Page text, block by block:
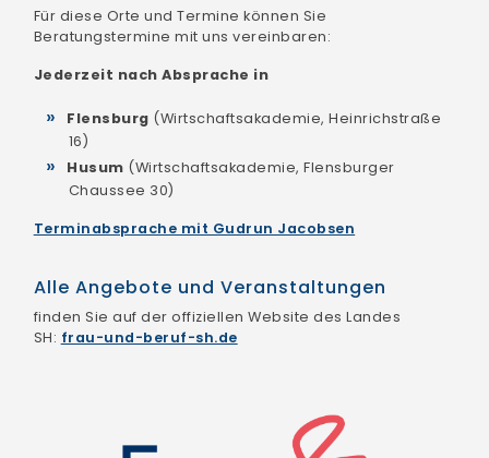
Für diese Orte und Termine können Sie
Beratungstermine mit uns vereinbaren:
Jederzeit nach Absprache in
Flensburg (Wirtschaftsakademie, Heinrichstraße
16)
Husum (Wirtschaftsakademie, Flensburger
Chaussee 30)
Terminabsprache mit Gudrun Jacobsen
Alle Angebote und Veranstaltungen
finden Sie auf der offiziellen Website des Landes
SH: frau-und-beruf-sh.de